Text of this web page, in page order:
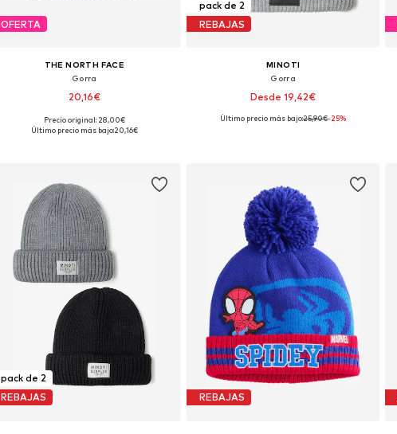
OFERTA
THE NORTH FACE
Gorra
20,16€
Tallas disponibles: 53-57
Precio original: 28,00€
Último precio más bajo:20,16€
pack de 2
REBAJAS
MINOTI
Gorra
Desde 19,42€
Tallas disponibles: 51, 53-54, 55, 57
Último precio más bajo:25,90€-25%
pack de 2
REBAJAS
REBAJAS